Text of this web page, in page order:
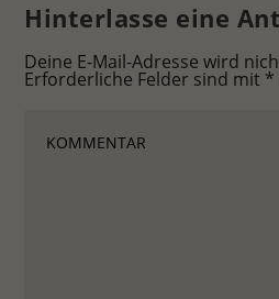
Hinterlasse eine
Deine E-Mail-Adresse wird
Erforderliche Felder sind mit *